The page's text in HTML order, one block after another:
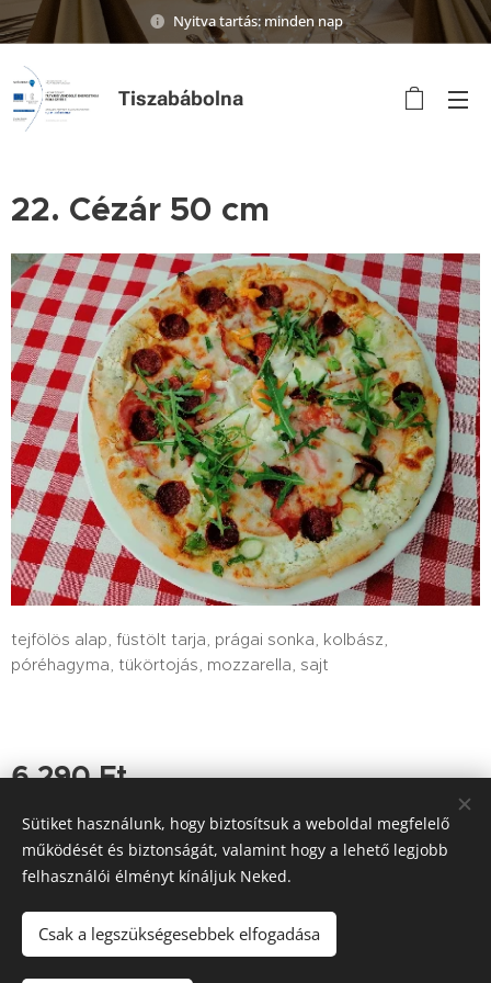
Nyitva tartás: minden nap
Tiszabábolna
22. Cézár 50 cm
tejfölös alap, füstölt tarja, prágai sonka, kolbász,
póréhagyma, tükörtojás, mozzarella, sajt
6 290Ft
Tutajos Vendéglő / A Tutajos házhoz viszi a minőséget
Információk
Sütik
Sütiket használunk, hogy biztosítsuk a weboldal megfelelő
működését és biztonságát, valamint hogy a lehető legjobb
felhasználói élményt kínáljuk Neked.
Csak a legszükségesebbek elfogadása